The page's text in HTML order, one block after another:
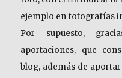
ejemplo en fotografías
Por supuesto,
aportaciones, que
blog, además de